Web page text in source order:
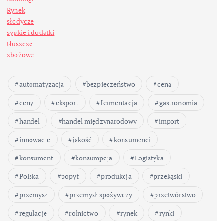
Rynek
słodycze
sypkie i dodatki
tłuszcze
zbożowe
automatyzacja bezpieczeństwo
cena
ceny
eksport fermentacja
gastronomia
handel
handel międzynarodowy
import
innowacje
jakość
konsumenci
konsument
konsumpcja
Logistyka
Polska
popyt produkcja
przekąski
przemysł
przemysł spożywczy
przetwórstwo
regulacje
rolnictwo rynek
rynki